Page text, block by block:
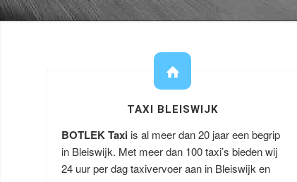
TAXI BLEISWIJK
BOTLEK Taxi is al meer dan 20 jaar een begrip
in Bleiswijk. Met meer dan 100 taxi’s bieden wij
24 uur per dag taxivervoer aan in Bleiswijk en